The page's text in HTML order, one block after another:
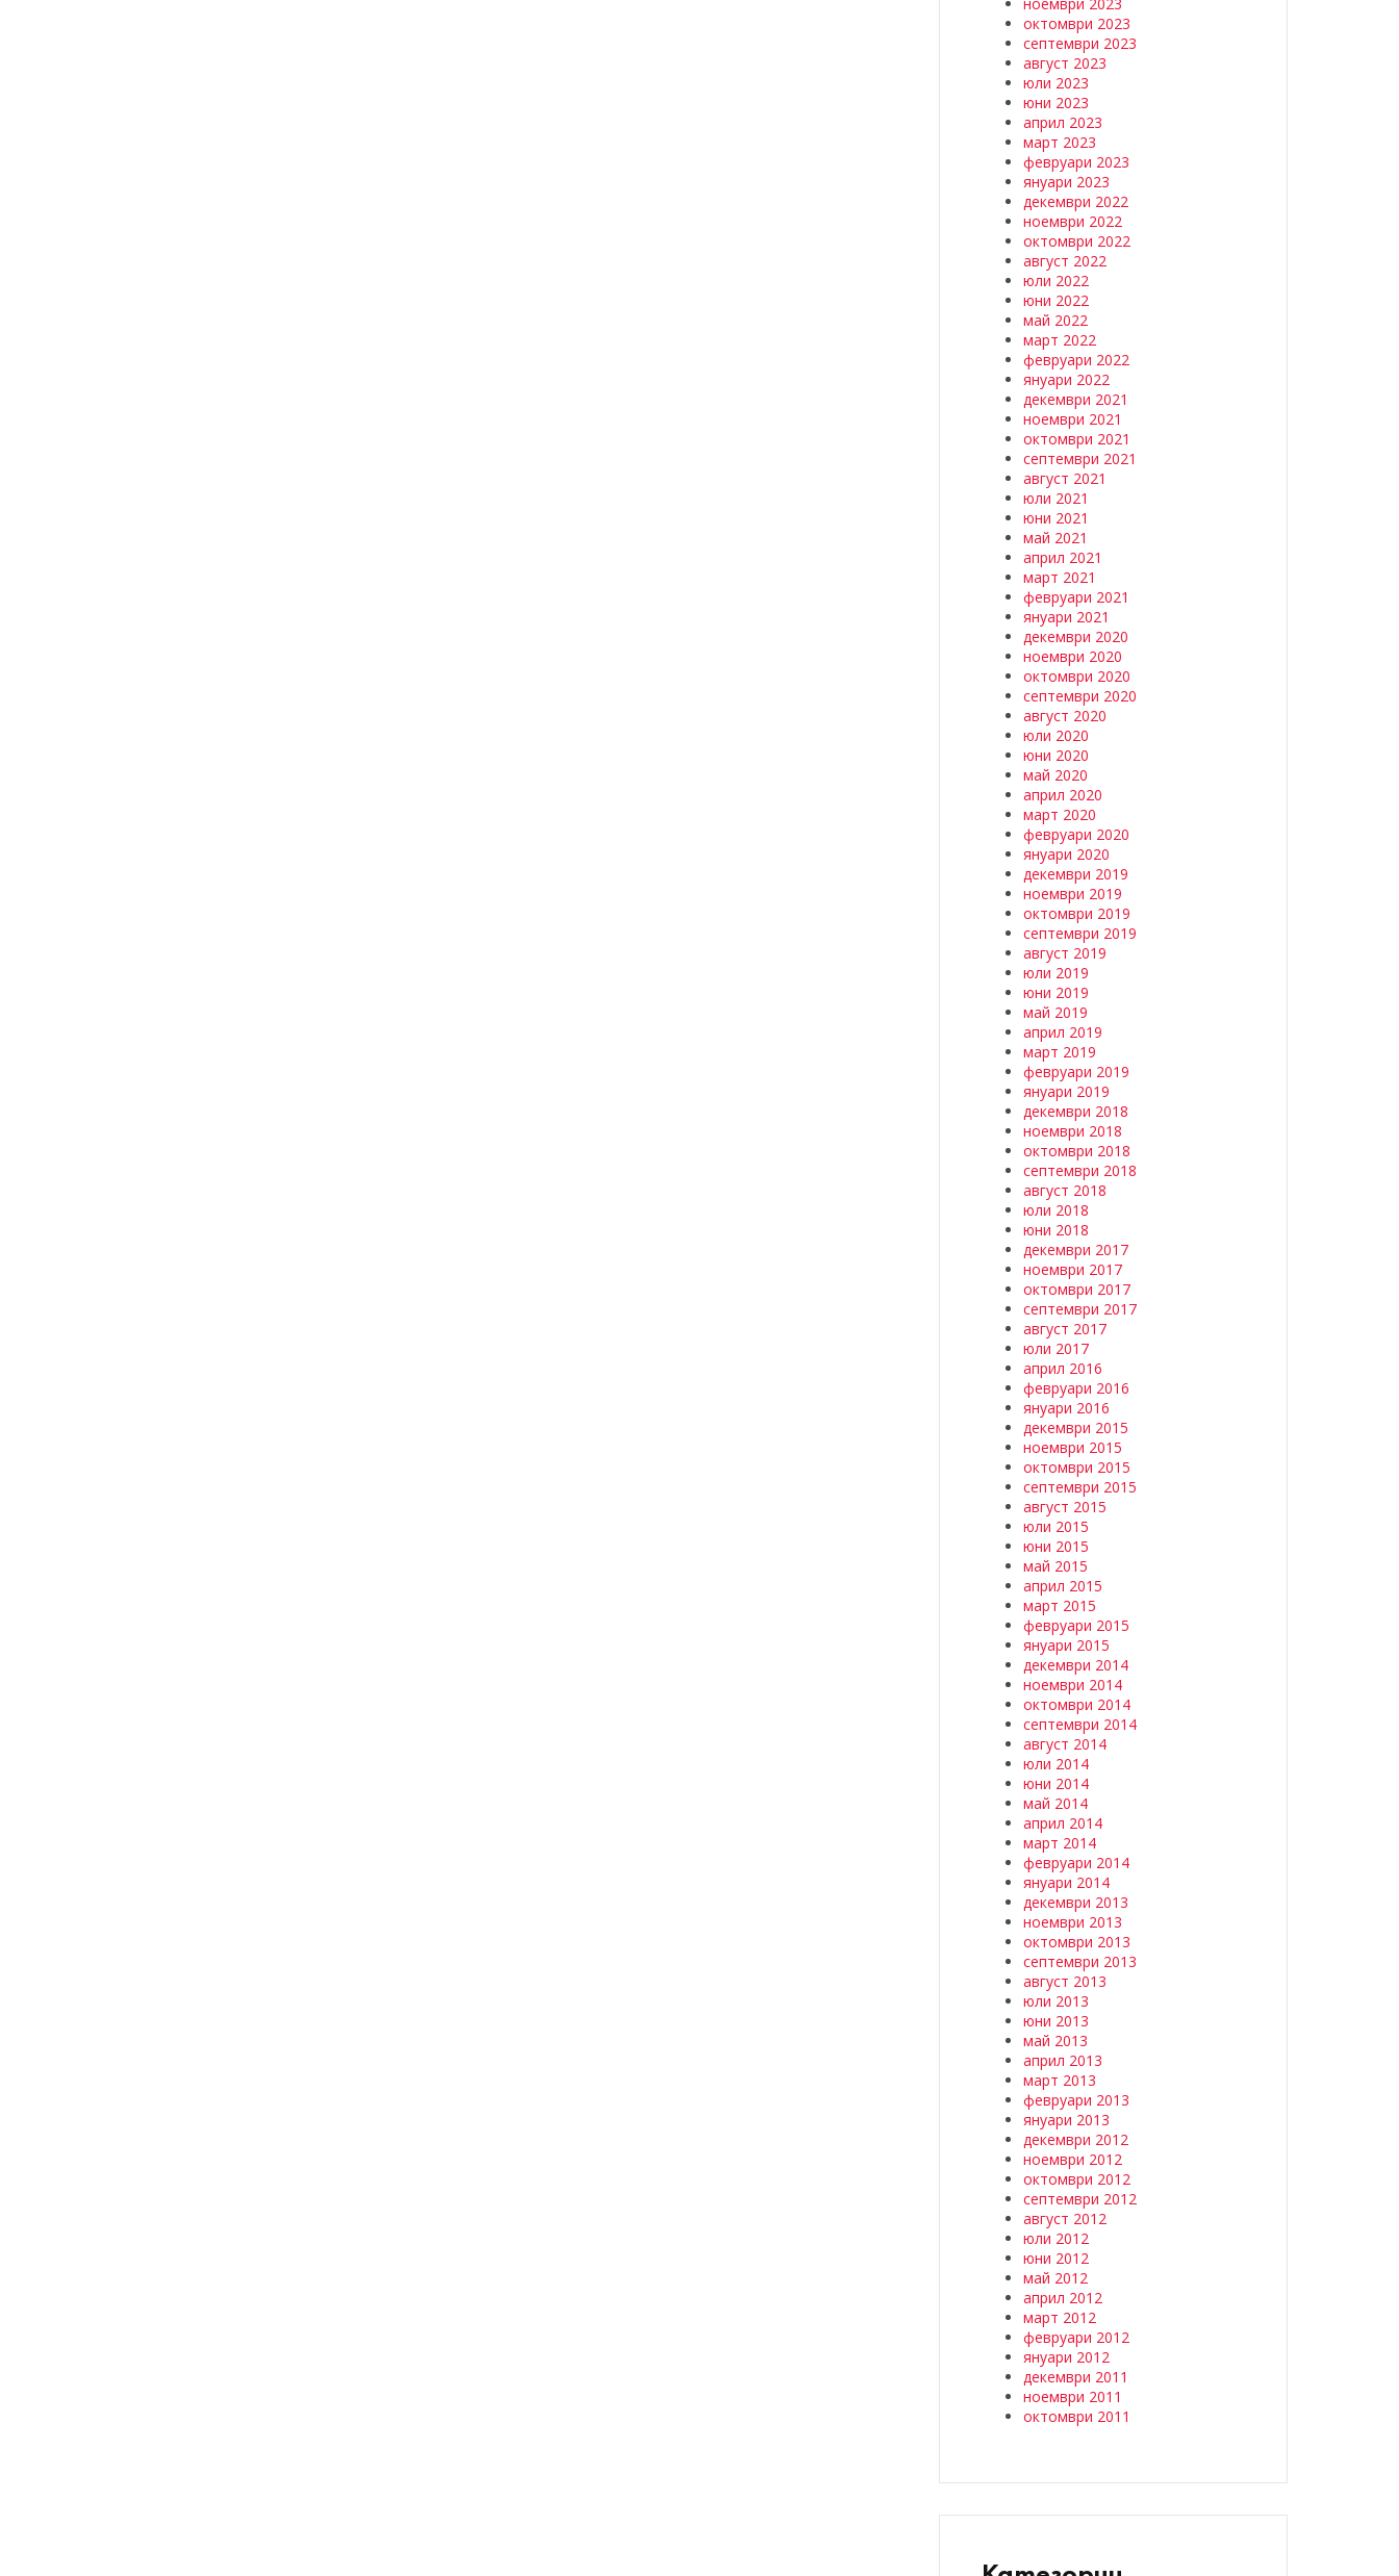
октомври 2023
септември 2023
август 2023
юли 2023
юни 2023
април 2023
март 2023
февруари 2023
януари 2023
декември 2022
ноември 2022
октомври 2022
август 2022
юли 2022
юни 2022
май 2022
март 2022
февруари 2022
януари 2022
декември 2021
ноември 2021
октомври 2021
септември 2021
август 2021
юли 2021
юни 2021
май 2021
април 2021
март 2021
февруари 2021
януари 2021
декември 2020
ноември 2020
октомври 2020
септември 2020
август 2020
юли 2020
юни 2020
май 2020
април 2020
март 2020
февруари 2020
януари 2020
декември 2019
ноември 2019
октомври 2019
септември 2019
август 2019
юли 2019
юни 2019
май 2019
април 2019
март 2019
февруари 2019
януари 2019
декември 2018
ноември 2018
октомври 2018
септември 2018
август 2018
юли 2018
юни 2018
декември 2017
ноември 2017
октомври 2017
септември 2017
август 2017
юли 2017
април 2016
февруари 2016
януари 2016
декември 2015
ноември 2015
октомври 2015
септември 2015
август 2015
юли 2015
юни 2015
май 2015
април 2015
март 2015
февруари 2015
януари 2015
декември 2014
ноември 2014
октомври 2014
септември 2014
август 2014
юли 2014
юни 2014
май 2014
април 2014
март 2014
февруари 2014
януари 2014
декември 2013
ноември 2013
октомври 2013
септември 2013
август 2013
юли 2013
юни 2013
май 2013
април 2013
март 2013
февруари 2013
януари 2013
декември 2012
ноември 2012
октомври 2012
септември 2012
август 2012
юли 2012
юни 2012
май 2012
април 2012
март 2012
февруари 2012
януари 2012
декември 2011
ноември 2011
октомври 2011